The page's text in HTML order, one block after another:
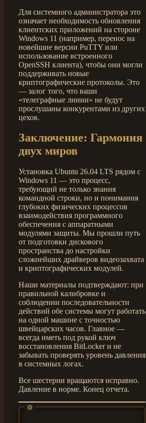
Для системного администратора это
означает необходимость обновления
клиентских приложений на стороне
Windows 11 (например, перенос на
новейшие версии PuTTY или
использование встроенного
OpenSSH клиента), чтобы они могли
поддерживать новые
криптографические протоколы. Это
— залог того, что ваши
«телеграфные линии» не будут
прослушаны конкурентами из других
цехов.
Заключение: Гармония
двух миров
Установка Ubuntu 26.04 LTS рядом с
Windows 11 — это процесс,
требующий не только знания
командной строки, но и понимания
глубоких физических процессов
взаимодействия программного
обеспечения с аппаратными
модулями защиты. Мы прошли путь
от подготовки дискового
пространства до настройки
сложнейших драйверов видеозахвата
и криптографических модулей.
Наши материалы подтверждают: при
правильной калибровке и
соблюдении последовательности
действий обе системы могут работать
на одной машине с точностью
швейцарских часов. Главное —
всегда иметь под рукой ключ
восстановления BitLocker и не
забывать проверять уровень давления
в системных логах.
Все шестерни вращаются исправно.
Давление в норме. Конец отчета.